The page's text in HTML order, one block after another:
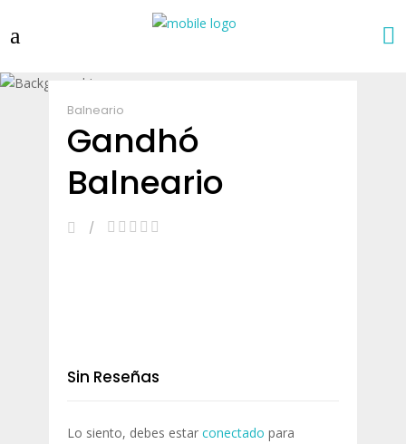
Balneario
Gandhó
Balneario
Sin Reseñas
Lo siento, debes estar conectado para